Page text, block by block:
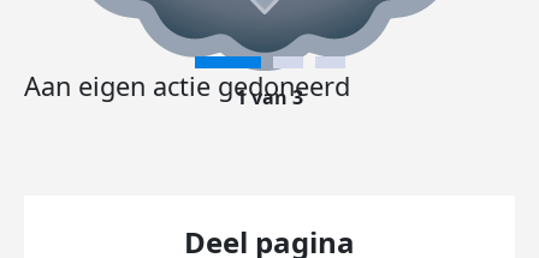
Aan eigen actie gedoneerd
1 van 3
Deel pagina